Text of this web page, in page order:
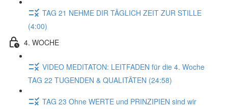
TAG 21 NEHME DIR TÄGLICH ZEIT ZUR STILLE
(4:00)
4. WOCHE
VIDEO MEDITATON: LEITFADEN für die 4. Woche
TAG 22 TUGENDEN & QUALITÄTEN (24:58)
TAG 23 Ohne WERTE und PRINZIPIEN sind wir